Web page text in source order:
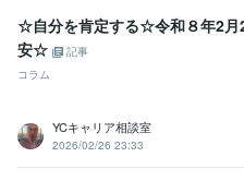
☆自分を肯定する☆令和８年2月
安☆
記事
コラム
YCキャリア相談室
2026/02/26 23:33